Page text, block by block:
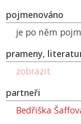
pojmenováno
je po něm
prameny,
zobrazit
partneři
Bedřiška